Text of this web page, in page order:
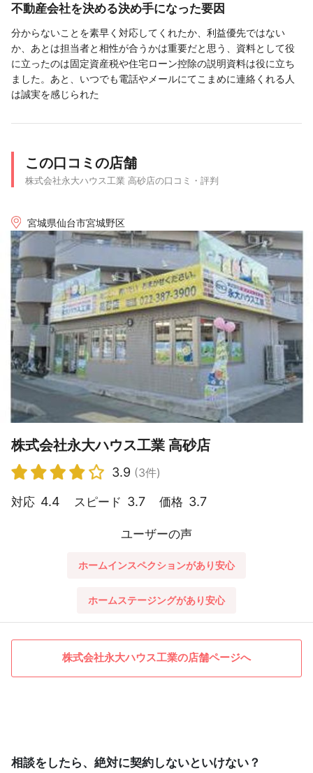
不動産会社を決める決め手になった要因
分からないことを素早く対応してくれたか、利益優先ではない
か、あとは担当者と相性が合うかは重要だと思う、資料として役
に立ったのは固定資産税や住宅ローン控除の説明資料は役に立ち
ました。あと、いつでも電話やメールにてこまめに連絡くれる人
は誠実を感じられた
この口コミの店舗
株式会社永大ハウス工業 高砂店の口コミ・評判
宮城県仙台市宮城野区
株式会社永大ハウス工業 高砂店
3.9 (3件)
対応 4.4 スピード 3.7 価格 3.7
ユーザーの声
ホームインスペクションがあり安心
ホームステージングがあり安心
株式会社永大ハウス工業の店舗ページへ
相談をしたら、絶対に契約しないといけない？